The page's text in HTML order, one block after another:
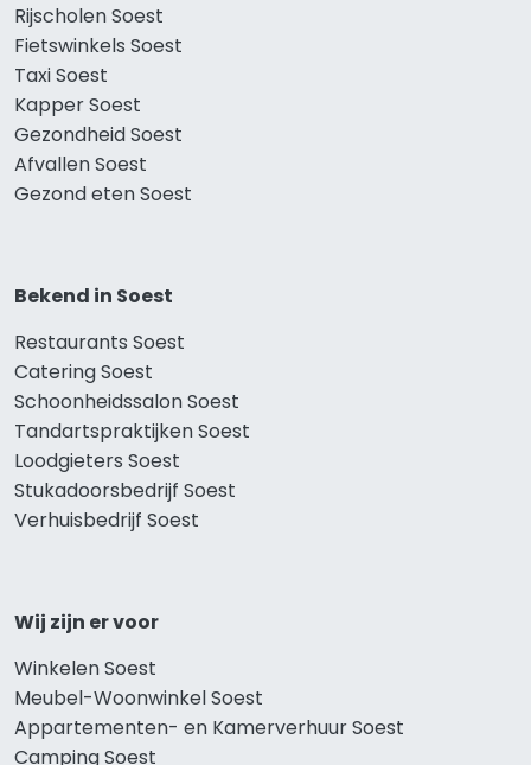
Rijscholen Soest
Fietswinkels Soest
Taxi Soest
Kapper Soest
Gezondheid Soest
Afvallen Soest
Gezond eten Soest
Bekend in Soest
Restaurants Soest
Catering Soest
Schoonheidssalon Soest
Tandartspraktijken Soest
Loodgieters Soest
Stukadoorsbedrijf Soest
Verhuisbedrijf Soest
Wij zijn er voor
Winkelen Soest
Meubel-Woonwinkel Soest
Appartementen- en Kamerverhuur Soest
Camping Soest